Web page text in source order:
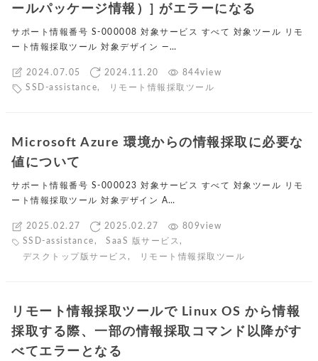
ールパッケージ情報）] がエラーになる
サポート情報番号 S-000008 対象サービス すべて 対象ツール リモ
ート情報採取ツール 対象デザイン ―…
2024.07.05 2024.11.20
844view
SSD-assistance, リモート情報採取ツール
Microsoft Azure 環境からの情報採取に必要な
値について
サポート情報番号 S-000023 対象サービス すべて 対象ツール リモ
ート情報採取ツール 対象デザイン A…
2025.02.27 2025.02.27
809view
SSD-assistance, SaaS 版サービス,
デスクトップ版サービス , リモート情報採取ツール
リモート情報採取ツールで Linux OS から情報
採取する際、一部の情報採取コマンド以降がす
べてエラーとなる